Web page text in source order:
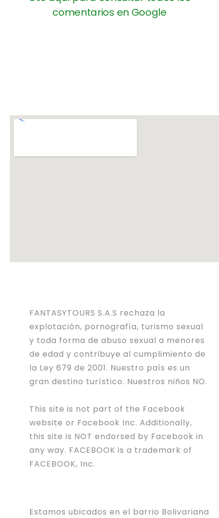
comentarios en Google
FANTASYTOURS S.A.S rechaza la
explotación, pornografía, turismo sexual
y toda forma de abuso sexual a menores
de edad y contribuye al cumplimiento de
la Ley 679 de 2001. Nuestro país es un
gran destino turístico. Nuestros niños NO.
This site is not part of the Facebook
website or Facebook Inc. Additionally,
this site is NOT endorsed by Facebook in
any way. FACEBOOK is a trademark of
FACEBOOK, Inc.
Estamos ubicados en el barrio Bolivariana